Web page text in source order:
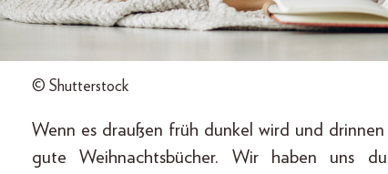
© Shutterstock
Wenn es draußen früh dunkel wird und
gute Weihnachtsbücher. Wir haben uns